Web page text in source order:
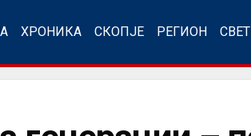
ХРОНИКА СКОПЈЕ РЕГИОН СВЕТ